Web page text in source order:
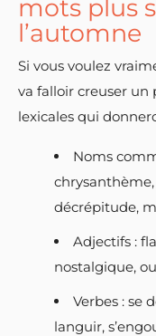
mots plus
l’automne
Si vous voulez
va falloir creuser un
lexicales qui
Noms
décrépitude,
Adjectifs :
nostalgique,
Verbes : se
languir,